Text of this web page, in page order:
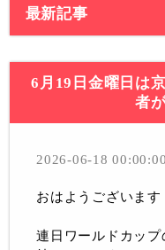
最新記事
6月19日金曜日は
者
2026-06-18 00:00:00
おはようございます
連日ワールドカップ